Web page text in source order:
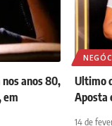
anos 80,
em
Ultimo
Aposta
14 de